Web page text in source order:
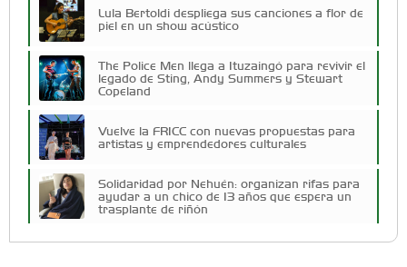
Lula Bertoldi despliega sus canciones a flor de
piel en un show acústico
The Police Men llega a Ituzaingó para revivir el
legado de Sting, Andy Summers y Stewart
Copeland
Vuelve la FRICC con nuevas propuestas para
artistas y emprendedores culturales
Solidaridad por Nehuén: organizan rifas para
ayudar a un chico de 13 años que espera un
trasplante de riñón